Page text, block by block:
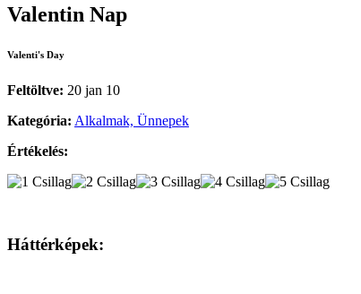
Valentin Nap
Valenti's Day
Feltöltve: 20 jan 10
Kategória: Alkalmak, Ünnepek
Értékelés:
Háttérképek: